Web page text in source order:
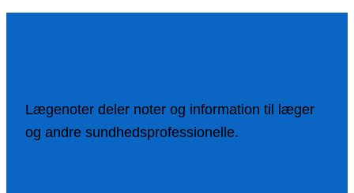
Lægenoter deler noter og information til læger
og andre sundhedsprofessionelle.